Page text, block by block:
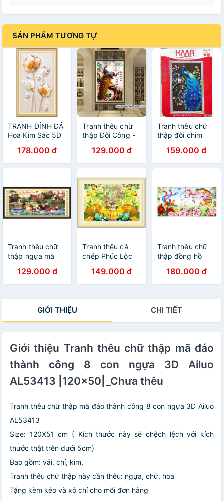
SẢN PHẨM TƯƠNG TỰ
TRANH ĐÍNH ĐÁ
Hoa Kim Sắc 5D
(chỉ đính viền
hoa) _Chưa đính
178.000 đ
Tranh thêu chữ
thập Đôi Công -
mãn AL53280
(tự thêu)
129.000 đ
Tranh thêu chữ
thập đôi chim
dương thêu kín
KM009 |50x80|
chưa thêu
159.000 đ
Tranh thêu chữ
thập ngựa mã
3D nhiều mẫu đa
dạng
129.000 đ
Tranh thêu cá
chép Phúc Lộc
AL53569_Chưa
thêu
149.000 đ
Tranh thêu chữ
thập đồng hồ
Vầy 3D LV3139
_CHƯA THÊU
180.000 đ
GIỚI THIỆU CHI TIẾT
Giới thiệu Tranh thêu chữ thập mã đáo
thành công 8 con ngựa 3D Ailuo
AL53413 |120x50|_Chưa thêu
Tranh thêu chữ thập mã đáo thành công 8 con ngựa 3D Ailuo
AL53413
Size: 120X51 cm ( Kích thước này sẽ chệch lệch với kích
thước thật trên dưới 5cm)
Bao gồm: vải, chỉ, kim,
Tranh thêu chữ thập này cần thêu: ngựa, chữ, hoa
Tặng kèm kéo và xỏ chỉ cho mỗi đơn hàng